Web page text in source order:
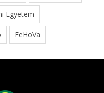
Egyetem
FeHoVa